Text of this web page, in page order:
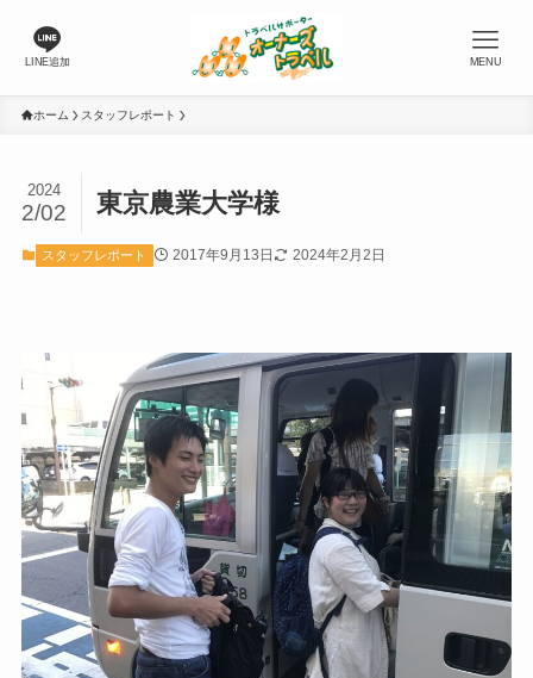
LINE追加 MENU
ホーム スタッフレポート
東京農業大学様
2024
2/02
スタッフレポート 2017年9月13日 2024年2月2日